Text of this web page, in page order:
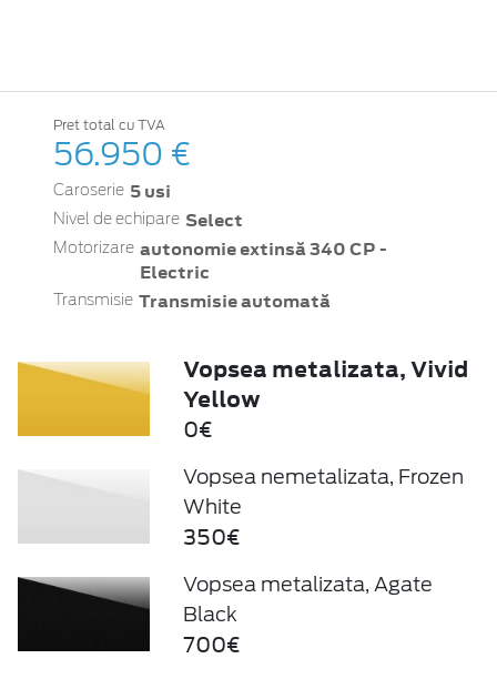
Pret total cu TVA
56.950 €
Caroserie 5 usi
Nivel de echipare Select
Motorizare autonomie extinsă 340 CP -
Electric
Transmisie Transmisie automată
Vopsea metalizata, Vivid
Yellow
0€
Vopsea nemetalizata, Frozen
White
350€
Vopsea metalizata, Agate
Black
700€